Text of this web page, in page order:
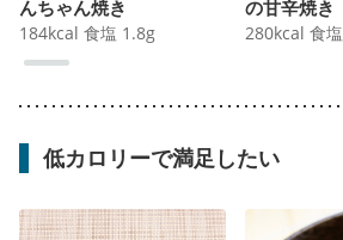
んちゃん焼き
184kcal 食塩 1.8g
の甘辛焼き
280kcal 食塩
低カロリーで満足したい